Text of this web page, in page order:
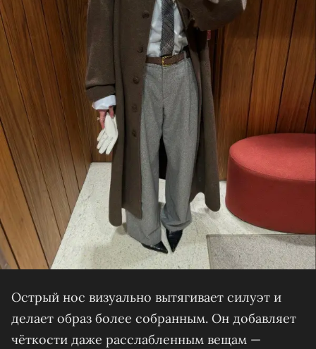
Острый нос визуально вытягивает силуэт и
делает образ более собранным. Он добавляет
чёткости даже расслабленным вещам —